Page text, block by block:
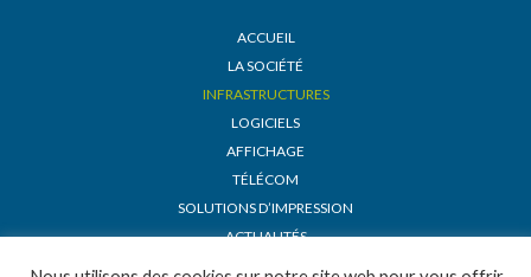
ACCUEIL
LA SOCIÉTÉ
INFRASTRUCTURES
LOGICIELS
AFFICHAGE
TÉLÉCOM
SOLUTIONS D’IMPRESSION
ACTUALITÉS